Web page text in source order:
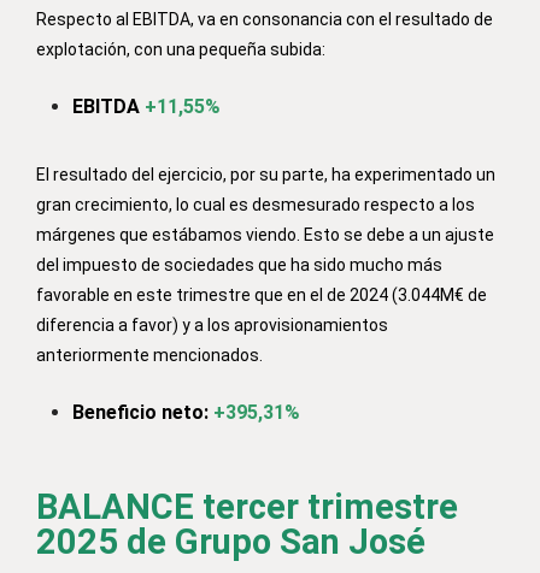
Respecto al EBITDA, va en consonancia con el resultado de
explotación, con una pequeña subida:
EBITDA +11,55%
El resultado del ejercicio, por su parte, ha experimentado un
gran crecimiento, lo cual es desmesurado respecto a los
márgenes que estábamos viendo. Esto se debe a un ajuste
del impuesto de sociedades que ha sido mucho más
favorable en este trimestre que en el de 2024 (3.044M€ de
diferencia a favor) y a los aprovisionamientos
anteriormente mencionados.
Beneficio neto: +395,31%
BALANCE tercer trimestre
2025 de Grupo San José